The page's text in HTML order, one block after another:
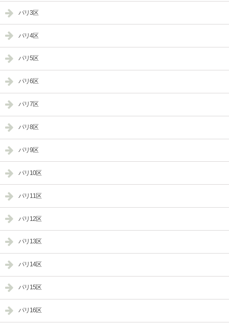
パリ3区
パリ4区
パリ5区
パリ6区
パリ7区
パリ8区
パリ9区
パリ10区
パリ11区
パリ12区
パリ13区
パリ14区
パリ15区
パリ16区